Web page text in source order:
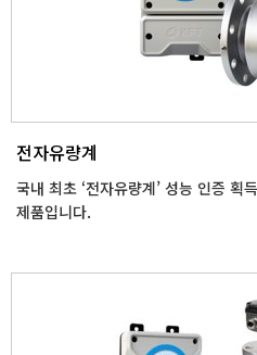
전자유량계
국내 최초 ‘전자유량계’ 성능 인증 획
제품입니다.